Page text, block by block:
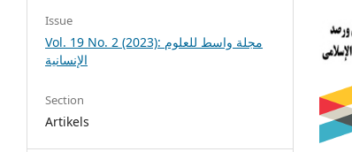
Issue
Vol. 19 No. 2 (2023): مجلة واسط للعلوم
الإنسانية
Section
Artikels